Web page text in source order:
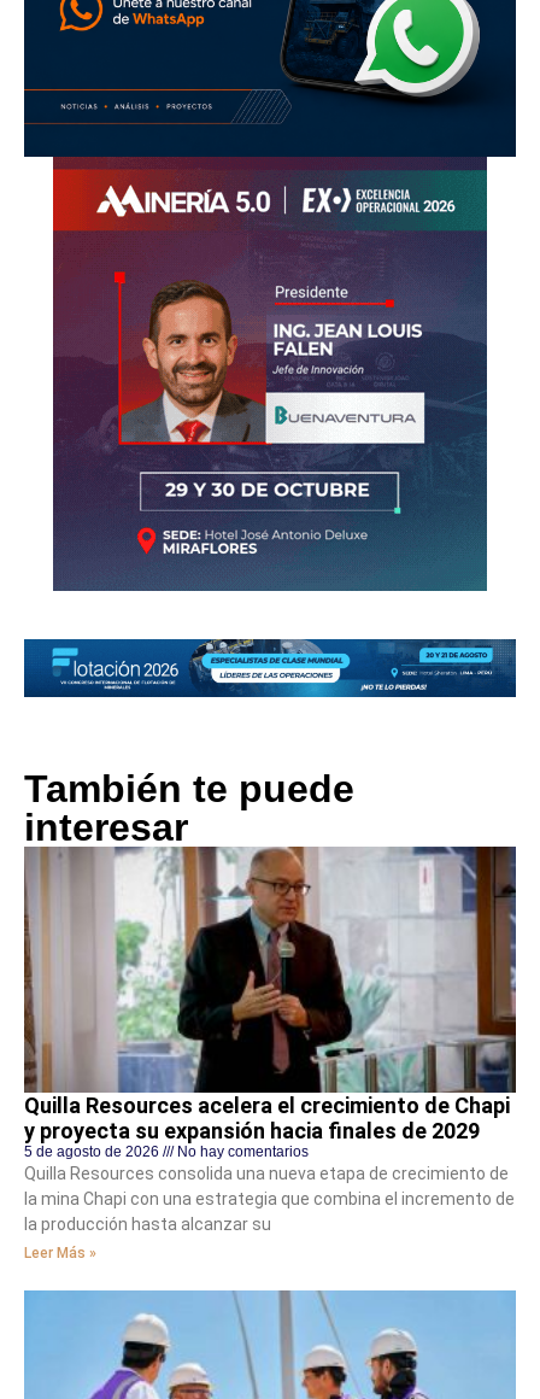
También te puede
interesar
Quilla Resources acelera el crecimiento de Chapi
y proyecta su expansión hacia finales de 2029
5 de agosto de 2026 No hay comentarios
Quilla Resources consolida una nueva etapa de crecimiento de
la mina Chapi con una estrategia que combina el incremento de
la producción hasta alcanzar su
Leer Más »